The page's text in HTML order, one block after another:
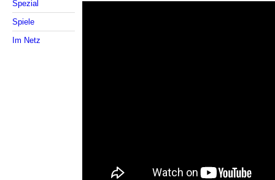
Spezial
Spiele
Im Netz